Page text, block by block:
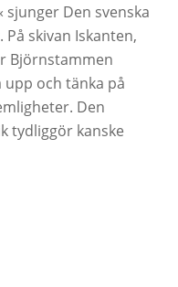
Den svenska
skivan Iskanten,
Björnstammen
och tänka på
Den
tydliggör kanske